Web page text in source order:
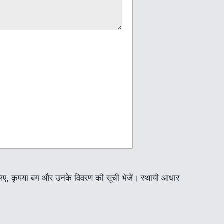
कृपया बग और उनके विवरण की सूची भेजें। स्थायी आधार